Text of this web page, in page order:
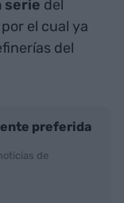
serie del
el cual ya
del
preferida
de